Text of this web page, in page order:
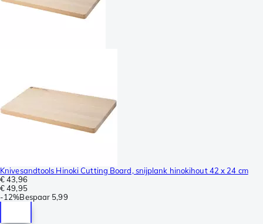
Knivesandtools Hinoki Cutting Board, snijplank hinokihout 42 x 24 cm
€ 43,96
€ 49,95
-12%Bespaar 5,99